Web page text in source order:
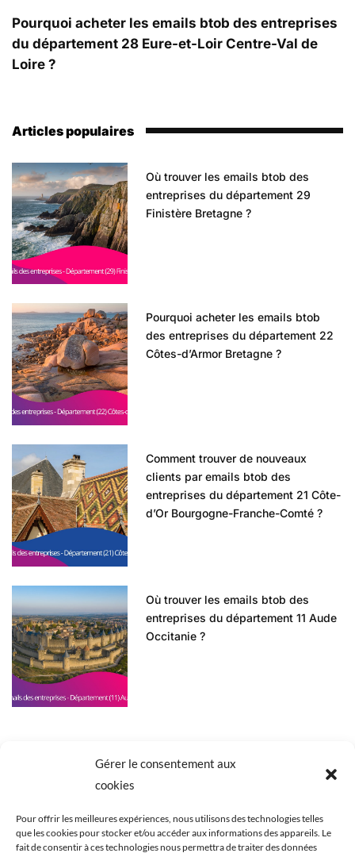
Gérer le consentement aux
cookies
Pour offrir les meilleures expériences, nous utilisons des technologies telles
que les cookies pour stocker et/ou accéder aux informations des appareils. Le
fait de consentir à ces technologies nous permettra de traiter des données
Pourquoi acheter les emails btob des entreprises
du département 28 Eure-et-Loir Centre-Val de
Loire ?
Articles populaires
Où trouver les emails btob des
entreprises du département 29
Finistère Bretagne ?
Pourquoi acheter les emails btob
des entreprises du département 22
Côtes-d’Armor Bretagne ?
Comment trouver de nouveaux
clients par emails btob des
entreprises du département 21 Côte-
d’Or Bourgogne-Franche-Comté ?
Où trouver les emails btob des
entreprises du département 11 Aude
Occitanie ?
ACCUEIL BLOG
BASES DE DONNÉES